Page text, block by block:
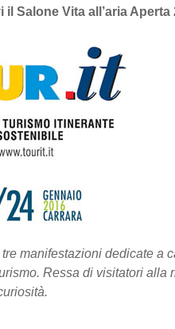
Salone Vita all’aria Aperta
manifestazioni dedicate a
Ressa di visitatori alla